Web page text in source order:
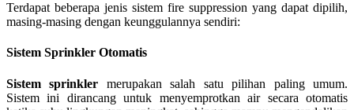
Terdapat beberapa jenis sistem fire suppression yang dapat dipilih,
masing-masing dengan keunggulannya sendiri:
Sistem Sprinkler Otomatis
Sistem sprinkler merupakan salah satu pilihan paling umum.
Sistem ini dirancang untuk menyemprotkan air secara otomatis